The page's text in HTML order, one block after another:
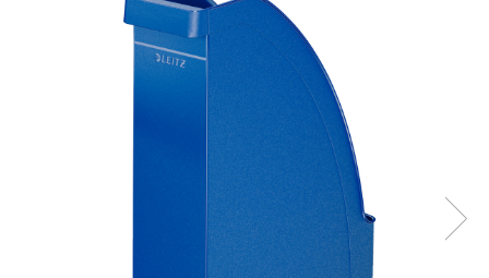
Organizatoare business
Birotica si papetarie
Hartie si articole din hartie
Bibliorafturi, caiete mecanice,
Capsatoare, capse si perforatoare
Dosare, folii protectie si mape